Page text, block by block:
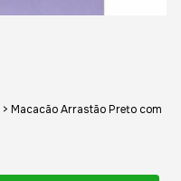
> Macacão Arrastão Preto com